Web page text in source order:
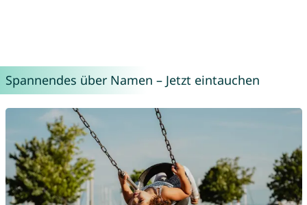
Spannendes über Namen – Jetzt eintauchen